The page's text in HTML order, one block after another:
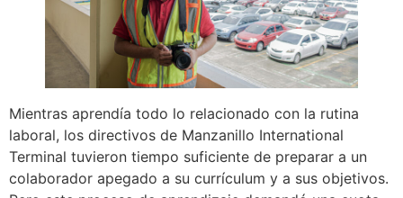
Mientras aprendía todo lo relacionado con la rutina
laboral, los directivos de Manzanillo International
Terminal tuvieron tiempo suficiente de preparar a un
colaborador apegado a su currículum y a sus objetivos.